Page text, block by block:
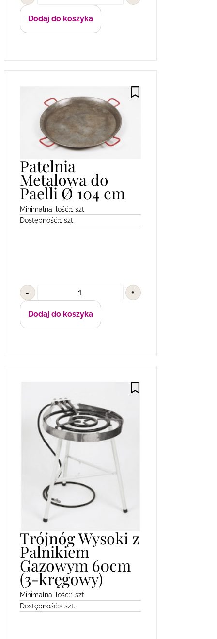
Dodaj do koszyka
Patelnia
Metalowa do
Paelli Ø 104 cm
Minimalna ilość:1 szt.
Dostępność:1 szt.
- +
Dodaj do koszyka
Trójnóg Wysoki z
Palnikiem
Gazowym 60cm
(3-kręgowy)
Minimalna ilość:1 szt.
Dostępność:2 szt.